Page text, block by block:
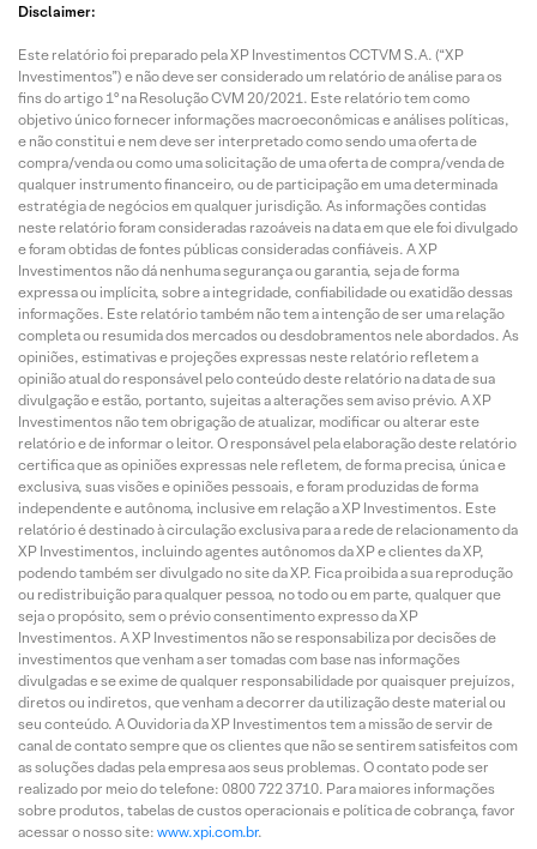
Disclaimer:
Este relatório foi preparado pela XP Investimentos CCTVM S.A. (“XP
Investimentos”) e não deve ser considerado um relatório de análise para os
fins do artigo 1º na Resolução CVM 20/2021. Este relatório tem como
objetivo único fornecer informações macroeconômicas e análises políticas,
e não constitui e nem deve ser interpretado como sendo uma oferta de
compra/venda ou como uma solicitação de uma oferta de compra/venda de
qualquer instrumento financeiro, ou de participação em uma determinada
estratégia de negócios em qualquer jurisdição. As informações contidas
neste relatório foram consideradas razoáveis na data em que ele foi divulgado
e foram obtidas de fontes públicas consideradas confiáveis. A XP
Investimentos não dá nenhuma segurança ou garantia, seja de forma
expressa ou implícita, sobre a integridade, confiabilidade ou exatidão dessas
informações. Este relatório também não tem a intenção de ser uma relação
completa ou resumida dos mercados ou desdobramentos nele abordados. As
opiniões, estimativas e projeções expressas neste relatório refletem a
opinião atual do responsável pelo conteúdo deste relatório na data de sua
divulgação e estão, portanto, sujeitas a alterações sem aviso prévio. A XP
Investimentos não tem obrigação de atualizar, modificar ou alterar este
relatório e de informar o leitor. O responsável pela elaboração deste relatório
certifica que as opiniões expressas nele refletem, de forma precisa, única e
exclusiva, suas visões e opiniões pessoais, e foram produzidas de forma
independente e autônoma, inclusive em relação a XP Investimentos. Este
relatório é destinado à circulação exclusiva para a rede de relacionamento da
XP Investimentos, incluindo agentes autônomos da XP e clientes da XP,
podendo também ser divulgado no site da XP. Fica proibida a sua reprodução
ou redistribuição para qualquer pessoa, no todo ou em parte, qualquer que
seja o propósito, sem o prévio consentimento expresso da XP
Investimentos. A XP Investimentos não se responsabiliza por decisões de
investimentos que venham a ser tomadas com base nas informações
divulgadas e se exime de qualquer responsabilidade por quaisquer prejuízos,
diretos ou indiretos, que venham a decorrer da utilização deste material ou
seu conteúdo. A Ouvidoria da XP Investimentos tem a missão de servir de
canal de contato sempre que os clientes que não se sentirem satisfeitos com
as soluções dadas pela empresa aos seus problemas. O contato pode ser
realizado por meio do telefone: 0800 722 3710. Para maiores informações
sobre produtos, tabelas de custos operacionais e política de cobrança, favor
acessar o nosso site: www.xpi.com.br.